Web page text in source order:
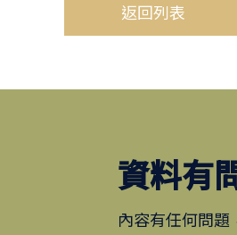
返回列表
資料有
內容有任何問題